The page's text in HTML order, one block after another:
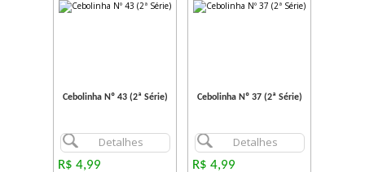
Cebolinha Nº 43 (2ª Série)
Detalhes
R$ 4,99
Cebolinha Nº 37 (2ª Série)
Detalhes
R$ 4,99